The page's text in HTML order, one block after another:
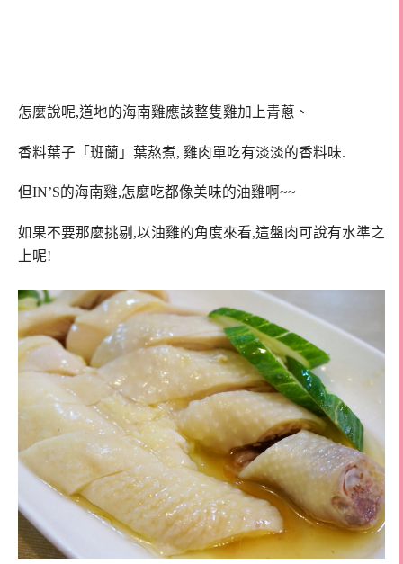
怎麼說呢,道地的海南雞應該整隻雞加上青蔥、
香料葉子「班蘭」葉熬煮, 雞肉單吃有淡淡的香料味.
但IN’S的海南雞,怎麼吃都像美味的油雞啊~~
如果不要那麼挑剔,以油雞的角度來看,這盤肉可說有水準之
上呢!